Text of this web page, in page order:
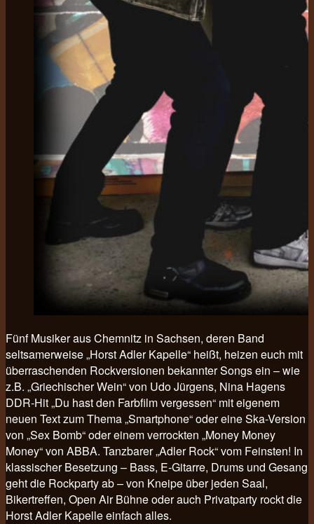
Fünf Musiker aus Chemnitz in Sachsen, deren Band
seltsamerweise „Horst Adler Kapelle“ heißt, heizen euch mit
überraschenden Rockversionen bekannter Songs ein – wie
z.B. „Griechischer Wein“ von Udo Jürgens, Nina Hagens
DDR-Hit „Du hast den Farbfilm vergessen“ mit eigenem
neuen Text zum Thema „Smartphone“ oder eine Ska-Version
von „Sex Bomb“ oder einem verrockten „Money Money
Money“ von ABBA. Tanzbarer „Adler Rock“ vom Feinsten! In
klassischer Besetzung – Bass, E-Gitarre, Drums und Gesang
geht die Rockparty ab – von Kneipe über jeden Saal,
Bikertreffen, Open Air Bühne oder auch Privatparty rockt die
Horst Adler Kapelle einfach alles.